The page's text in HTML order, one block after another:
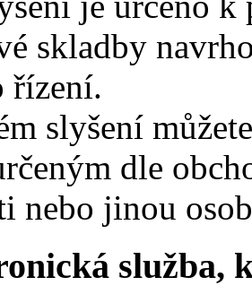
skladby
řízení.
slyšení
dle
nebo jinou
služba,